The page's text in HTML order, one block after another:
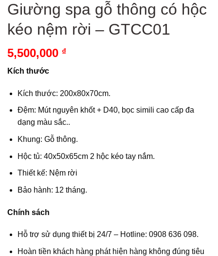
Giường spa gỗ thông có hộc
kéo nệm rời – GTCC01
5,500,000 ₫
Kích thước
Kích thước: 200x80x70cm.
Đệm: Mút nguyên khốt + D40, bọc simili cao cấp đa
dạng màu sắc..
Khung: Gỗ thông.
Hộc tủ: 40x50x65cm 2 hộc kéo tay nắm.
Thiết kế: Nệm rời
Bảo hành: 12 tháng.
Chính sách
Hỗ trợ sử dụng thiết bị 24/7 – Hotline: 0908 636 098.
Hoàn tiền khách hàng phát hiện hàng không đúng tiêu